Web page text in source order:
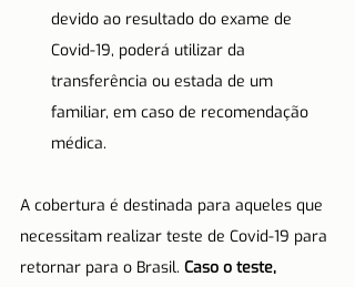
devido ao resultado do exame de
Covid-19, poderá utilizar da
transferência ou estada de um
familiar, em caso de recomendação
médica.
A cobertura é destinada para aqueles que
necessitam realizar teste de Covid-19 para
retornar para o Brasil. Caso o teste,